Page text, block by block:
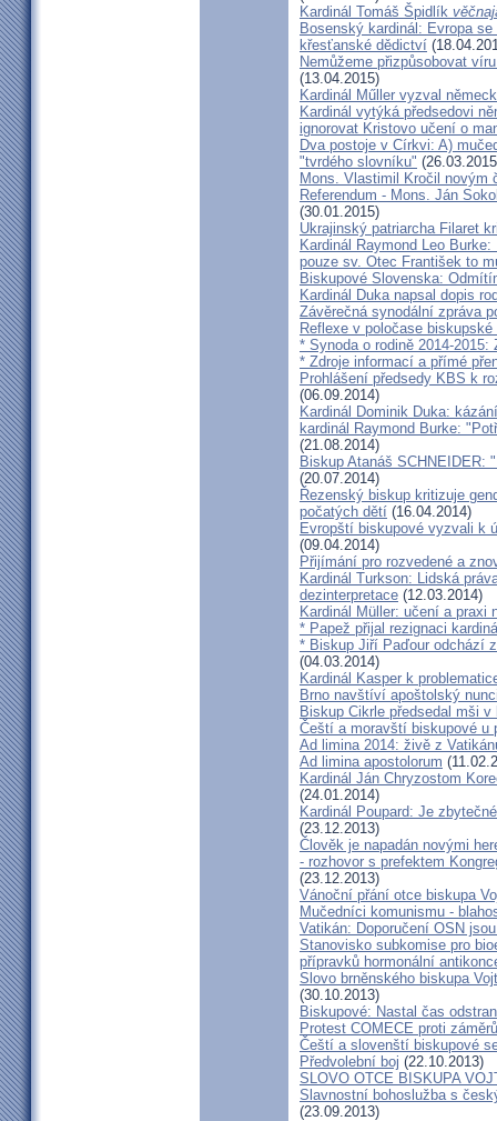
Kardinál Tomáš Špidlík
Bosenský kardinál: Evropa
křesťanské dědictví
Nemůžeme přizpůsobovat
(13.04.2015)
Kardinál Műller vyzval
Kardinál vytýká předsedovi
ignorovat Kristovo učení o
Dva postoje v Církvi: A)
"tvrdého slovníku"
Mons. Vlastimil Kročil novým
Referendum - Mons. Ján
(30.01.2015)
Ukrajinský patriarcha Filaret
Kardinál Raymond Leo
pouze sv. Otec František to
Biskupové Slovenska:
Kardinál Duka napsal dopis
Závěrečná synodální zpráva
Reflexe v poločase
* Synoda o rodině 2014-2015:
* Zdroje informací a přímé
Prohlášení předsedy KBS k
(06.09.2014)
Kardinál Dominik Duka:
kardinál Raymond Burke:
(21.08.2014)
Biskup Atanáš
(20.07.2014)
Řezenský biskup kritizuje
počatých dětí (16.04.2014)
Evropští biskupové vyzvali k
(09.04.2014)
Přijímání pro rozvedené a
Kardinál Turkson: Lidská
dezinterpretace (12.03.2014)
Kardinál Müller: učení a praxi
* Papež přijal rezignaci
* Biskup Jiří Paďour odchází
(04.03.2014)
Kardinál Kasper k
Brno navštíví apoštolský
Biskup Cikrle předsedal mši
Čeští a moravští biskupové u
Ad limina 2014: živě z
Ad limina apostolorum
Kardinál Ján Chryzostom
(24.01.2014)
Kardinál Poupard: Je
(23.12.2013)
Člověk je napadán novými
- rozhovor s prefektem
(23.12.2013)
Vánoční přání otce biskupa
Mučedníci komunismu -
Vatikán: Doporučení OSN
Stanovisko subkomise pro
přípravků hormonální
Slovo brněnského biskupa
(30.10.2013)
Biskupové: Nastal čas
Protest COMECE proti
Čeští a slovenští biskupové
Předvolební boj (22.10.2013)
SLOVO OTCE BISKUPA
Slavnostní bohoslužba s
(23.09.2013)